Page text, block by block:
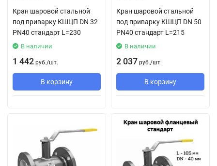
Кран шаровой стальной
под приварку КШЦП DN 32
PN40 стандарт L=230
В наличии
1 442 руб./шт.
В корзину
Кран шаровой стальной
под приварку КШЦП DN 50
PN40 стандарт L=215
В наличии
2 037 руб./шт.
В корзину